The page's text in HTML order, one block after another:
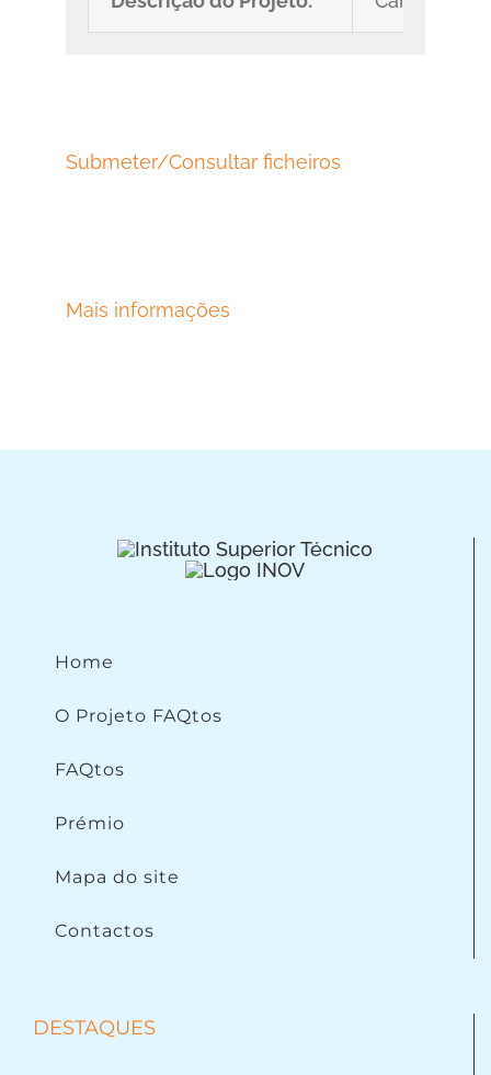
Submeter/Consultar ficheiros
Mais informações
Home
O Projeto FAQtos
FAQtos
Prémio
Mapa do site
Contactos
DESTAQUES